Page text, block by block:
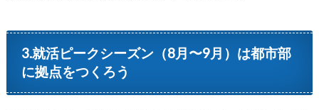
3.就活ピークシーズン（8月〜9月）は都市部
に拠点をつくろう